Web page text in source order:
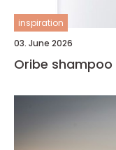
inspiration
03. June 2026